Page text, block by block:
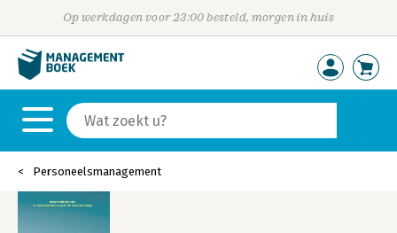
Op werkdagen voor 23:00 besteld, morgen in huis
Personeelsmanagement